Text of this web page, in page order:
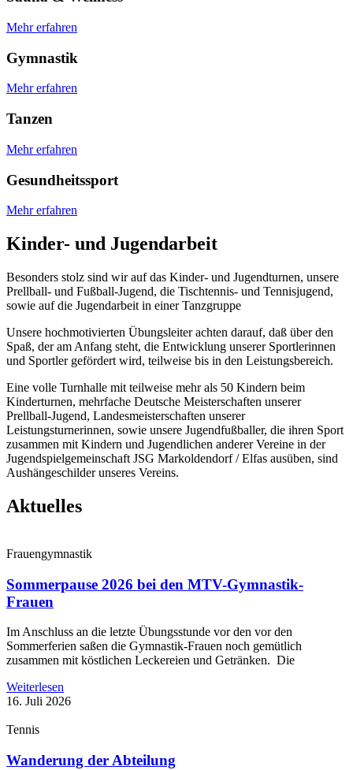
Mehr erfahren
Gymnastik
Mehr erfahren
Tanzen
Mehr erfahren
Gesundheitssport
Mehr erfahren
Kinder- und Jugendarbeit
Besonders stolz sind wir auf das Kinder- und Jugendturnen, unsere
Prellball- und Fußball-Jugend, die Tischtennis- und Tennisjugend,
sowie auf die Jugendarbeit in einer Tanzgruppe
Unsere hochmotivierten Übungsleiter achten darauf, daß über den
Spaß, der am Anfang steht, die Entwicklung unserer Sportlerinnen
und Sportler gefördert wird, teilweise bis in den Leistungsbereich.
Eine volle Turnhalle mit teilweise mehr als 50 Kindern beim
Kinderturnen, mehrfache Deutsche Meisterschaften unserer
Prellball-Jugend, Landesmeisterschaften unserer
Leistungsturnerinnen, sowie unsere Jugendfußballer, die ihren Sport
zusammen mit Kindern und Jugendlichen anderer Vereine in der
Jugendspielgemeinschaft JSG Markoldendorf / Elfas ausüben, sind
Aushängeschilder unseres Vereins.
Aktuelles
Frauengymnastik
Sommerpause 2026 bei den MTV-Gymnastik-
Frauen
Im Anschluss an die letzte Übungsstunde vor den vor den
Sommerferien saßen die Gymnastik-Frauen noch gemütlich
zusammen mit köstlichen Leckereien und Getränken. Die
Weiterlesen
16. Juli 2026
Tennis
Wanderung der Abteilung